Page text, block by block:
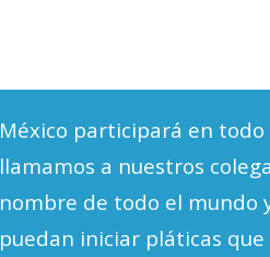
México participará en
llamamos a nuestros
nombre de todo el mundo
puedan iniciar pláticas